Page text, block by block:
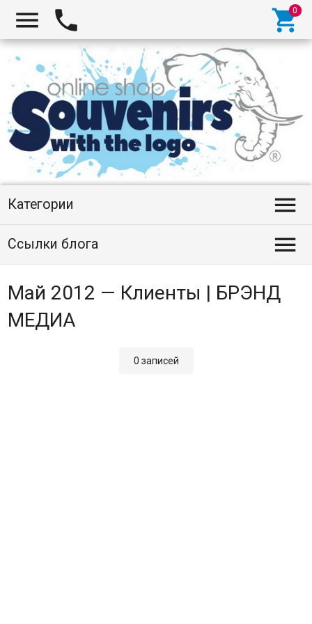
  
Категории 
Ссылки блога 
Май 2012 — Клиенты | БРЭНД
МЕДИА
0 записей